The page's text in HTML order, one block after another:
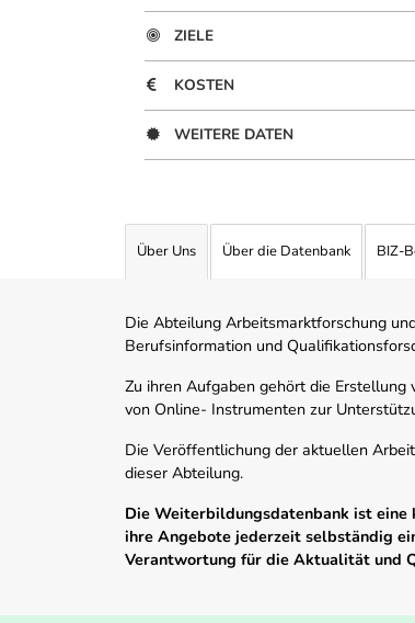
ZIELE
KOSTEN
WEITERE DATEN
Über Uns Über die Datenbank BIZ-
Die Abteilung Arbeitsmarktforschung
Berufsinformation und
Zu ihren Aufgaben gehört die
von Online- Instrumenten zur
Die Veröffentlichung der aktuellen
dieser Abteilung.
Die Weiterbildungsdatenbank ist
ihre Angebote jederzeit selbständig
Verantwortung für die Aktualität und